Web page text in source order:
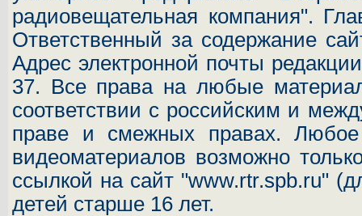
радиовещательная компания".
Ответственный за содержание
Адрес электронной почты
37. Все права на любые
соответствии с российским и
праве и смежных правах. Любое
видеоматериалов возможно
ссылкой на сайт "www.rtr.spb.ru"
детей старше 16 лет.